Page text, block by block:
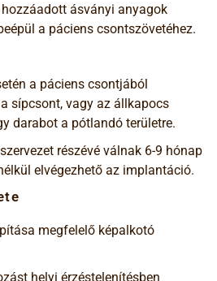
ásványi anyagok
a páciens csontszövetéhez.
a páciens csontjából
sípcsont, vagy az állkapocs
darabot a pótlandó területre.
részévé válnak 6-9 hónap
elvégezhető az implantáció.
megfelelő képalkotó
helyi érzéstelenítésben